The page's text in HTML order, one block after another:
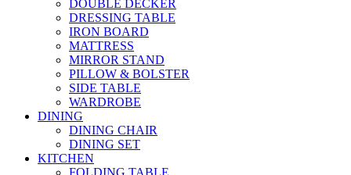
DOUBLE DECKER
DRESSING TABLE
IRON BOARD
MATTRESS
MIRROR STAND
PILLOW & BOLSTER
SIDE TABLE
WARDROBE
DINING
DINING CHAIR
DINING SET
KITCHEN
FOLDING TABLE